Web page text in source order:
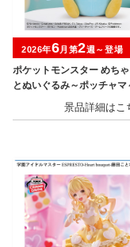
ポケットモンスター めち
とぬいぐるみ～ポッチャマ
2026年6月第2週～登場